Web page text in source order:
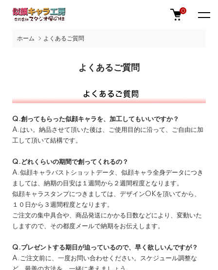
0
ホーム よくあるご質問
よくあるご質問
Q.創ってもらった似顔キャラを、加工してもいいですか？
A.はい。納品させて頂いた後は、ご使用目的に沿って、ご自由に加
工して頂いて結構です。
Q.どれくらいの期間で創ってくれるの？
A.似顔キャラバストショットデータ、似顔キャラ全身データにつき
ましては、納期の目安は１週間から２週間程度となります。
似顔キャラスタンプにつきましては、デザインOKを頂いてから、
１０日から３週間程度となります。
ご注文の集中具合や、商品発送にかかる日数などにより、変動いた
しますので、その都度メールで納期をお伝えします。
Q.プレゼントする期日が迫っているので、早く欲しいんですが？
A.ご注文前に、一度お問い合わせください。スケジュール調整な